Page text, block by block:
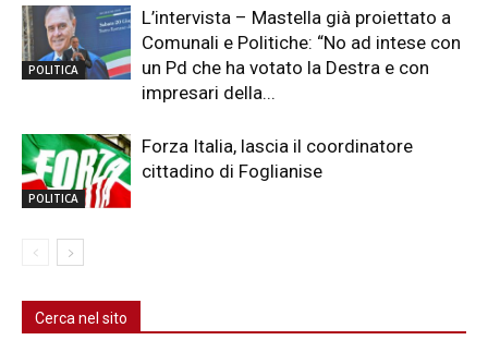
POLITICA
L’intervista – Mastella già proiettato a
Comunali e Politiche: “No ad intese con
un Pd che ha votato la Destra e con
impresari della...
POLITICA
Forza Italia, lascia il coordinatore
cittadino di Foglianise
Cerca nel sito